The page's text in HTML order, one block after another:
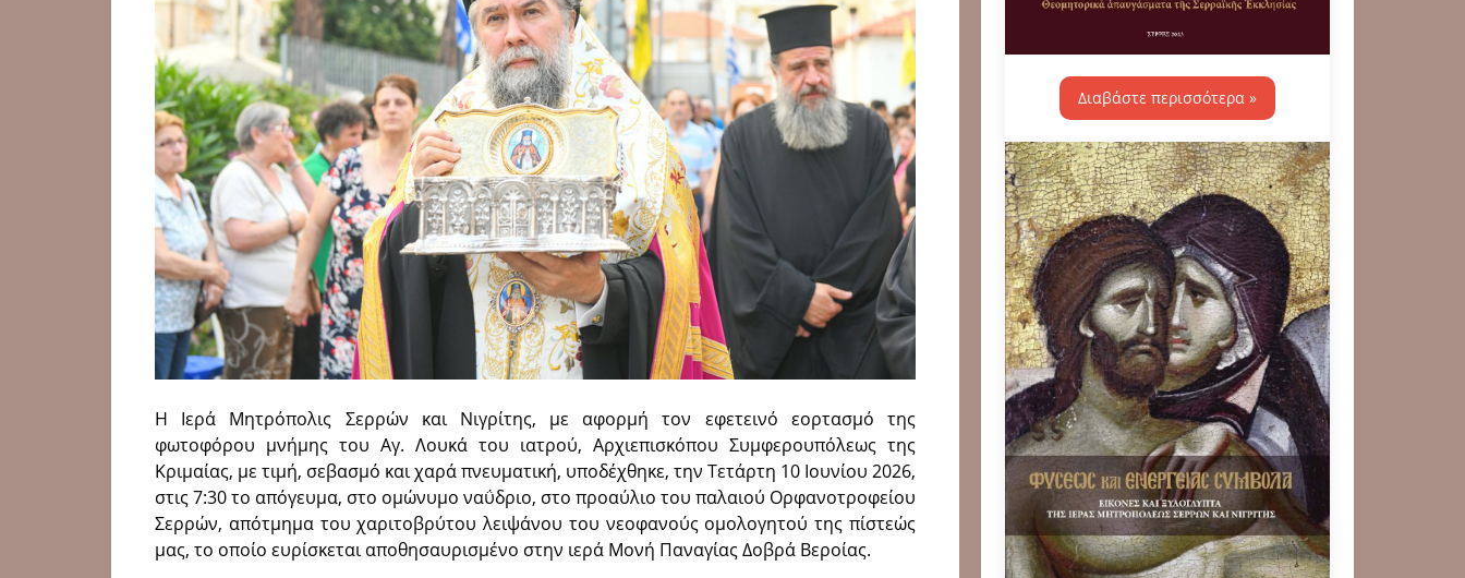
Η Ιερά Μητρόπολις Σερρών και Νιγρίτης, με αφορμή τον εφετεινό εορτασμό της
φωτοφόρου μνήμης του Αγ. Λουκά του ιατρού, Αρχιεπισκόπου Συμφερουπόλεως της
Κριμαίας, με τιμή, σεβασμό και χαρά πνευματική, υποδέχθηκε, την Τετάρτη 10 Ιουνίου 2026,
στις 7:30 το απόγευμα, στο ομώνυμο ναΰδριο, στο προ­αύλιο του παλαιού Ορφανοτροφείου
Σερρών, απότμημα του χαριτοβρύτου λειψάνου του νεοφανούς ομολογητού της πίστεώς
μας, το οποίο ευρίσκεται αποθησαυ­ρισμένο στην ιερά Μονή Παναγίας Δοβρά Βεροίας.
Διαβάστε περισσότερα »